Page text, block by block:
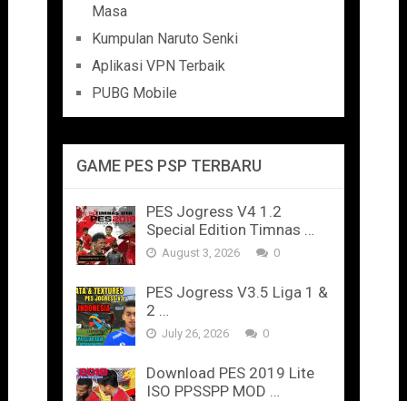
Masa
Kumpulan Naruto Senki
Aplikasi VPN Terbaik
PUBG Mobile
GAME PES PSP TERBARU
PES Jogress V4 1.2
Special Edition Timnas …
August 3, 2026 0
PES Jogress V3.5 Liga 1 &
2 …
July 26, 2026 0
Download PES 2019 Lite
ISO PPSSPP MOD …